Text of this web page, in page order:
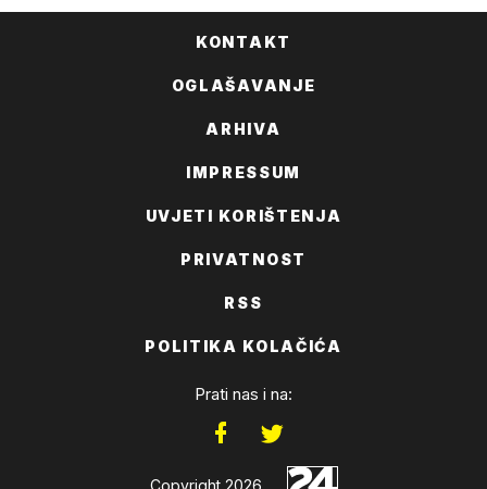
KONTAKT
OGLAŠAVANJE
ARHIVA
IMPRESSUM
UVJETI KORIŠTENJA
PRIVATNOST
RSS
POLITIKA KOLAČIĆA
Prati nas i na:
Copyright 2026.